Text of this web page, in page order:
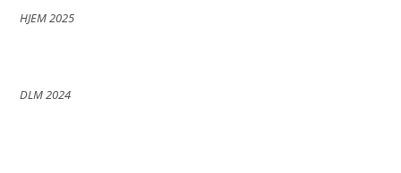
HJEM 2025
DLM 2024